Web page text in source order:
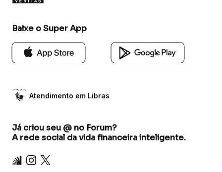
Baixe o Super App
Atendimento em Libras
Já criou seu @ no Forum?
A rede social da vida financeira inteligente.
Inter Instagram
X